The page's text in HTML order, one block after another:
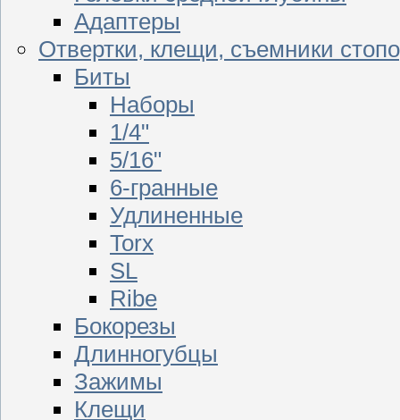
Адаптеры
Отвертки, клещи, съемники
Биты
Наборы
1/4"
5/16"
6-гранные
Удлиненные
Torx
SL
Ribe
Бокорезы
Длинногубцы
Зажимы
Клещи